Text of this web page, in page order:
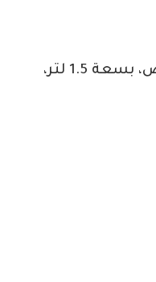
كبة دريم 3 فى1 بمضرب بيض، بسعة 1.5 لتر،